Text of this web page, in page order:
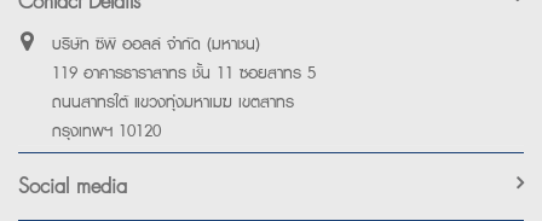
บริษัท ซีพี ออลล์ จำกัด (มหาชน)
119 อาคารธาราสาทร ชั้น 11 ซอยสาทร 5
ถนนสาทรใต้ แขวงทุ่งมหาเมฆ เขตสาทร
กรุงเทพฯ 10120
Social media